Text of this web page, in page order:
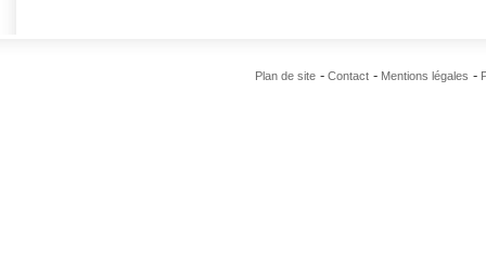
Plan de site Contact Mentions légales